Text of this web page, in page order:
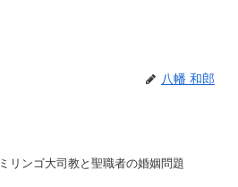
八幡 和郎
ミリンゴ大司教と聖職者の婚姻問題